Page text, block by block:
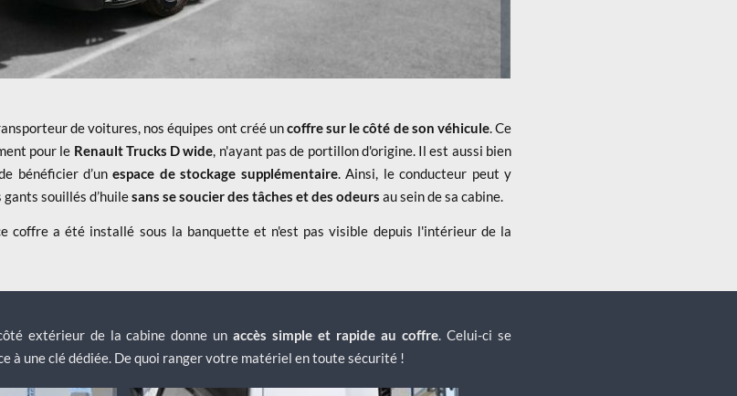
de voitures, nos équipes ont créé uncoffre sur le côté de son véhicule. Ce
pour le Renault Trucks D wide, n'ayant pas de portillon d'origine. Il est aussi bien
bénéficier d’un espace de stockage supplémentaire. Ainsi, le conducteur peut y
souillés d’huilesans se soucier des tâches et des odeurs au sein de sa cabine.
coffre a été installé sous la banquette et n'est pas visible depuis l'intérieur de la
extérieur de la cabine donne unaccès simple et rapide au coffre. Celui-ci se
à une clé dédiée. De quoi ranger votre matériel en toute sécurité !